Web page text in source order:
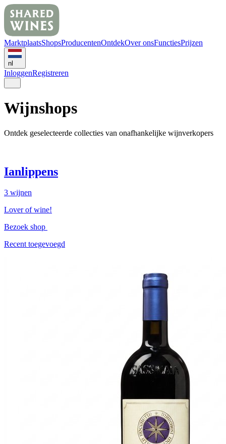
MarktplaatsShopsProducentenOntdekOver onsFunctiesPrijzen
nl
InloggenRegistreren
Wijnshops
Ontdek geselecteerde collecties van onafhankelijke wijnverkopers
Ianlippens
3 wijnen
Lover of wine!
Bezoek shop
Recent toegevoegd